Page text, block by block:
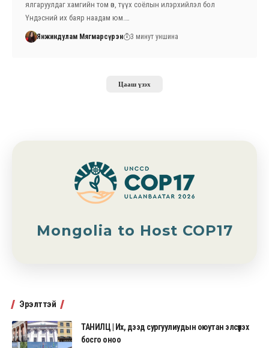
ялгаруулдаг хамгийн том өв, түүх соёлын илэрхийлэл бол
Үндэсний их баяр наадам юм.…
Янжиндулам Мягмарсүрэн 3 минут уншина
Цааш үзэх
Mongolia to Host COP17
Эрэлттэй
ТАНИЛЦ | Их, дээд сургуулиудын оюутан элсүүлэх
босго оноо